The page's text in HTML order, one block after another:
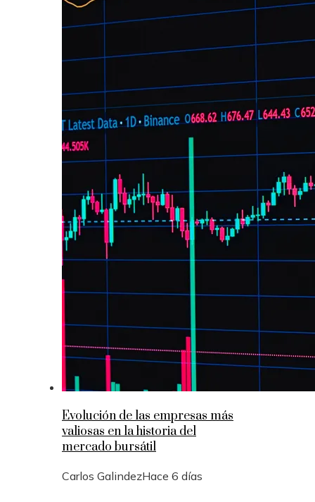
Evolución de las empresas más
valiosas en la historia del
mercado bursátil
Carlos GalindezHace 6 días